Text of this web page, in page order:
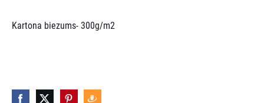
Kartona biezums- 300g/m2